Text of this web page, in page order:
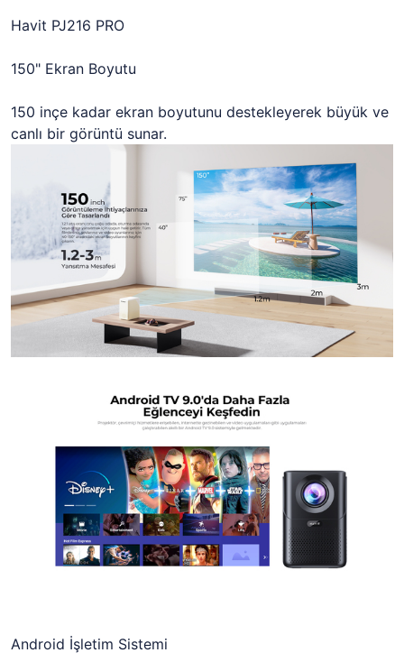
Havit PJ216 PRO
150" Ekran Boyutu
150 inçe kadar ekran boyutunu destekleyerek büyük ve
canlı bir görüntü sunar.
Android İşletim Sistemi